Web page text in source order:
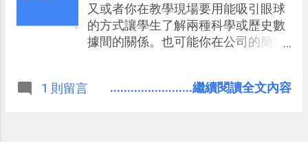
又或者你在教學現場要用能吸引眼球
的方式讓學生了解兩種科學或歷史數
據間的關係。也可能你在公司的簡報
Google 推出的免費新工具可以幫上你
1 則留言 ........................繼續閱讀全文內容